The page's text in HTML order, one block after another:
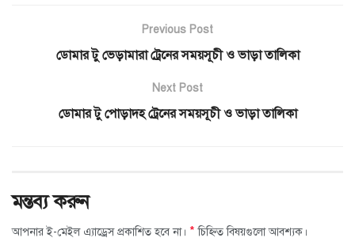
Previous Post
ডোমার টু ভেড়ামারা ট্রেনের সময়সূচী ও ভাড়া তালিকা
Next Post
ডোমার টু পোড়াদহ ট্রেনের সময়সূচী ও ভাড়া তালিকা
মন্তব্য করুন
আপনার ই-মেইল এ্যাড্রেস প্রকাশিত হবে না। * চিহ্নিত বিষয়গুলো আবশ্যক।